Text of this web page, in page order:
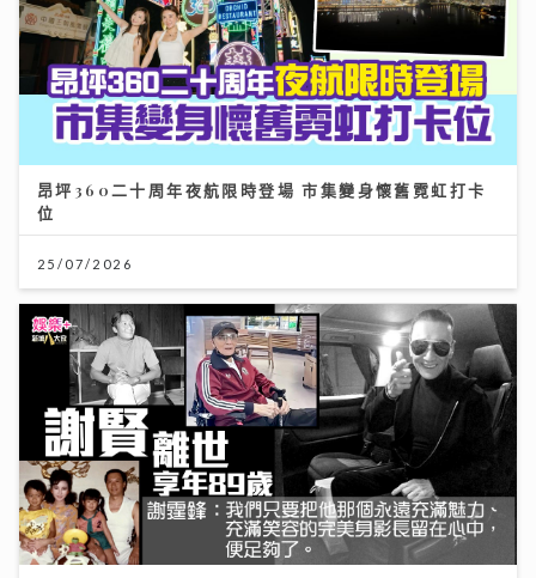
昂坪360二十周年夜航限時登場 市集變身懷舊霓虹打卡
位
25/07/2026